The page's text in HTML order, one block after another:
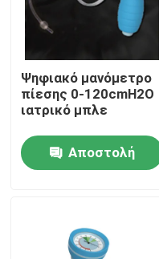
Αρχική Σελίδα
Προϊόντα
Ψηφιακό μανόμετρο
πίεσης 0-120cmH2O
ιατρικό μπλε
Αποστολή